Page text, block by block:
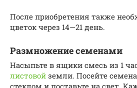
После приобретения также
цветок через 14—21 день.
Размножение семенами
Насыпьте в ящики смесь из 1
листовой земли. Посейте
стеклом и поставьте на свет.